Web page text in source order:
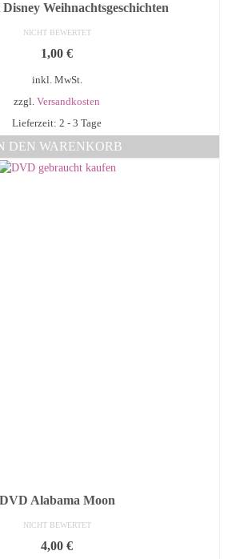
Weihnachtsgeschichten
NICHT BEWERTET
1,00 €
inkl. MwSt.
zzgl. Versandkosten
Lieferzeit: 2 - 3 Tage
DEN WARENKORB
DVD Alabama Moon
NICHT BEWERTET
4,00 €